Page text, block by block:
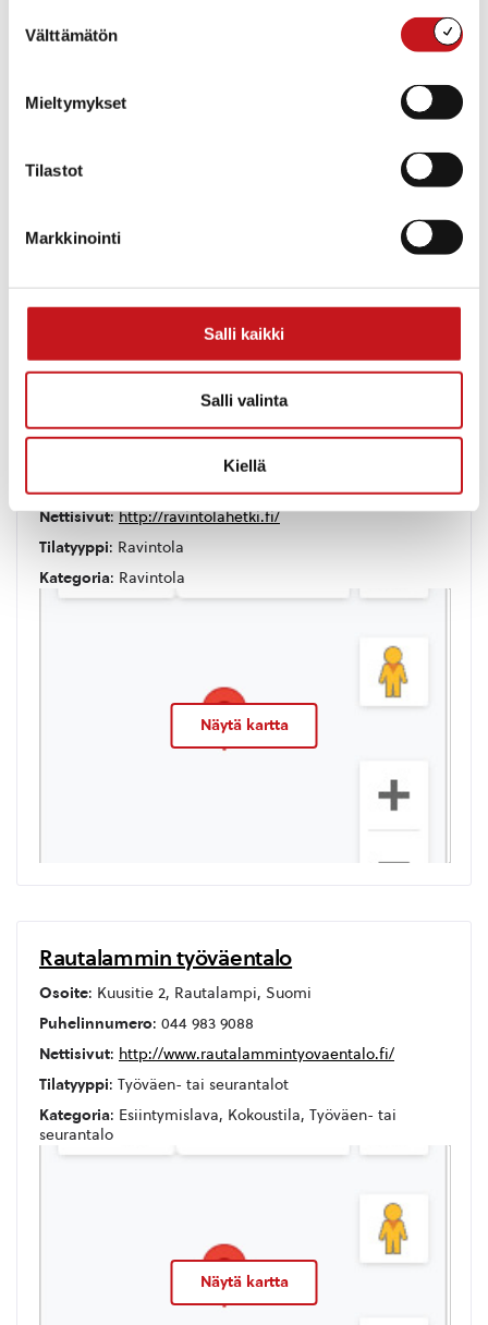
valinta
Välttämätön
Mieltymykset
Tilastot
Markkinointi
Salli kaikki
Salli valinta
Kiellä
Osoite: Alatie 8, Rautalampi, Suomi
: (050) 4521519
Nettisivut:http://ravintolahetki.fi/
Tilatyyppi: Ravintola
Kategoria: Ravintola
Näytä kartta
Rautalammin työväentalo
Osoite: Kuusitie 2, Rautalampi, Suomi
Puhelinnumero: 044 983 9088
Nettisivut: http://www.rautalammintyovaentalo.fi/
Tilatyyppi: Työväen- tai seurantalot
Kategoria: Esiintymislava, Kokoustila, Työväen- tai
seurantalo
Näytä kartta